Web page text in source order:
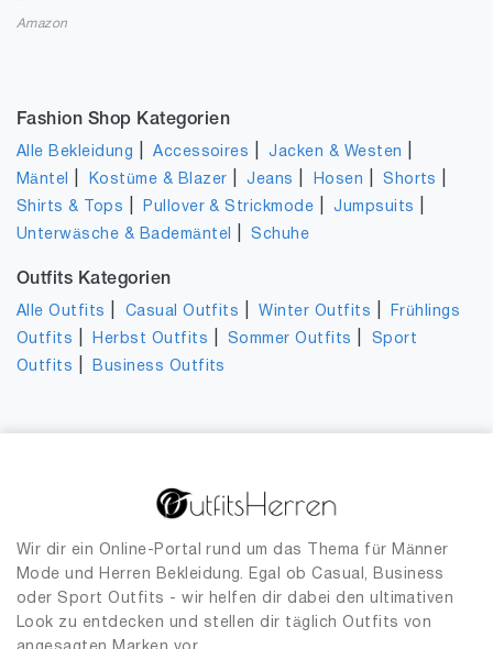
Amazon
Fashion Shop Kategorien
Alle Bekleidung |Accessoires |Jacken & Westen
Mäntel Kostüme & Blazer |Jeans Hosen |Shorts
Shirts & Tops Pullover & Strickmode |Jumpsuits
Unterwäsche & Bademäntel |Schuhe
Outfits Kategorien
Alle Outfits Casual Outfits |Winter Outfits
Frühlings
Outfits
Herbst Outfits Sommer Outfits
Sport
Outfits
Business Outfits
Wir dir ein Online-Portal rund um das Thema für Männer
Mode und Herren Bekleidung. Egal ob Casual, Business
oder Sport Outfits - wir helfen dir dabei den ultimativen
Look zu entdecken und stellen dir täglich Outfits von